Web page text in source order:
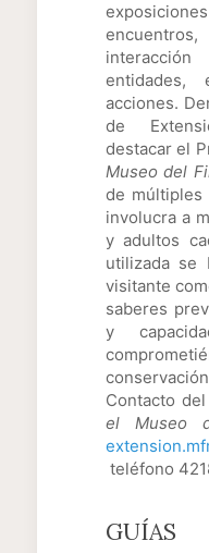
entidades,
acciones.
de
destacar el
Museo del
de múltiples
involucra a
y adultos
utilizada se
visitante
saberes
y
Contacto
el Museo
teléfono
GUÍAS